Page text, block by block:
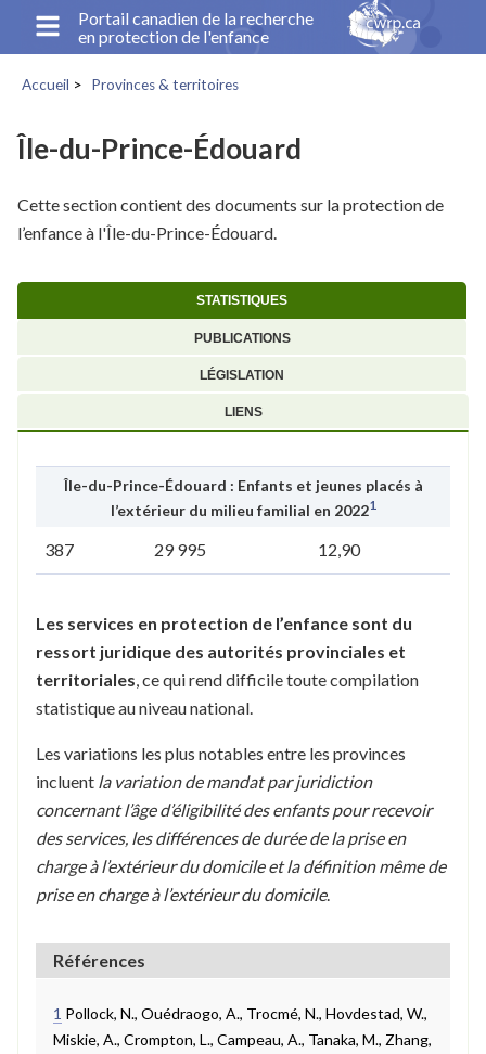
principal
Portail canadien de la recherche
en protection de l'enfance
d'Ariane
Accueil Provinces & territoires
Île-du-Prince-Édouard
Cette section contient des documents sur la protection de
l’enfance à l'Île-du-Prince-Édouard.
STATISTIQUES
PUBLICATIONS
LÉGISLATION
LIENS
Île-du-Prince-Édouard : Enfants et jeunes placés à
l’extérieur du milieu familial en 20221
387 29 995 12,90
Les services en protection de l’enfance sont du
ressort juridique des autorités provinciales et
territoriales , ce qui rend difficile toute compilation
statistique au niveau national.
Les variations les plus notables entre les provinces
incluent la variation de mandat par juridiction
concernant l’âge d’éligibilité des enfants pour recevoir
des services, les différences de durée de la prise en
charge à l’extérieur du domicile et la définition même de
prise en charge à l’extérieur du domicile.
Références
1 Pollock, N., Ouédraogo, A., Trocmé, N., Hovdestad, W.,
Miskie, A., Crompton, L., Campeau, A., Tanaka, M., Zhang,